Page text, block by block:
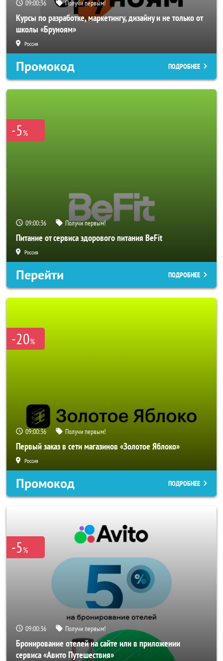
09:00:33 Получи первым!
Курсы по разработке, маркетингу, дизайну и не только от
школы «Бруноям»
Россия
Промокод ПОДРОБНЕЕ
-5%
09:00:33 Получи первым!
Питание от сервиса здорового питания BeFit
Россия
Перейти ПОДРОБНЕЕ
-20%
09:00:33 Получи первым!
Первый заказ в сети магазинов «Золотое Яблоко»
Россия
Промокод ПОДРОБНЕЕ
-5%
09:00:33 Получи первым!
Бронирование отелей на сайте или в приложении
сервиса «Авито Путешествия»